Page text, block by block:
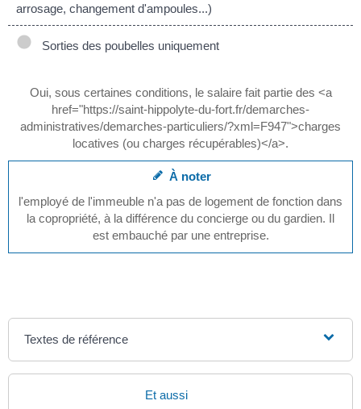
arrosage, changement d'ampoules...)
Sorties des poubelles uniquement
Oui, sous certaines conditions, le salaire fait partie des <a
href="https://saint-hippolyte-du-fort.fr/demarches-
administratives/demarches-particuliers/?xml=F947">charges
locatives (ou charges récupérables)</a>.
À noter
l'employé de l'immeuble n'a pas de logement de fonction dans
la copropriété, à la différence du concierge ou du gardien. Il
est embauché par une entreprise.
Textes de référence
Et aussi